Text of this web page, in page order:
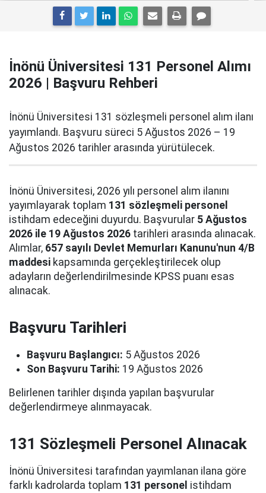
İnönü Üniversitesi 131 Personel Alımı
2026 | Başvuru Rehberi
İnönü Üniversitesi 131 sözleşmeli personel alım ilanı
yayımlandı. Başvuru süreci 5 Ağustos 2026 – 19
Ağustos 2026 tarihler arasında yürütülecek.
İnönü Üniversitesi, 2026 yılı personel alım ilanını
yayımlayarak toplam 131 sözleşmeli personel
istihdam edeceğini duyurdu. Başvurular 5 Ağustos
2026 ile 19 Ağustos 2026 tarihleri arasında alınacak.
Alımlar, 657 sayılı Devlet Memurları Kanunu'nun 4/B
maddesi kapsamında gerçekleştirilecek olup
adayların değerlendirilmesinde KPSS puanı esas
alınacak.
Başvuru Tarihleri
Başvuru Başlangıcı: 5 Ağustos 2026
Son Başvuru Tarihi: 19 Ağustos 2026
Belirlenen tarihler dışında yapılan başvurular
değerlendirmeye alınmayacak.
131 Sözleşmeli Personel Alınacak
İnönü Üniversitesi tarafından yayımlanan ilana göre
farklı kadrolarda toplam 131 personel istihdam